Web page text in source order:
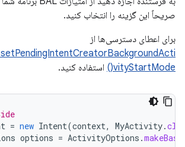
صریحاً این گزینه را انتخاب کنید.
برای اعطای دسترسی‌ها از
vityStartMode()
استفاده کنید.
= new Intent(context, MyActivity.
options = ActivityOptions .